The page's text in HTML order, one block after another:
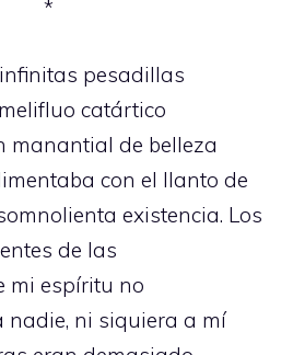
*
pesadillas
catártico
manantial de belleza
con el llanto de
existencia. Los
de las
mi espíritu no
nadie, ni siquiera a mí